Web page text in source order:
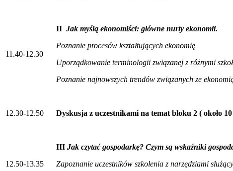
11.40-12.30
II Jak myślą ekonomiści: główne nurty ekonomii.
Poznanie procesów kształtujących ekonomię
Uporządkowanie terminologii związanej z różnymi
Poznanie najnowszych trendów związanych ze
12.30-12.50 Dyskusja z uczestnikami na temat bloku 2 ( około
12.50-13.35
III Jak czytać gospodarkę? Czym są wskaźniki
Zapoznanie uczestników szkolenia z narzędziami